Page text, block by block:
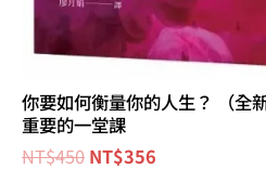
你要如何衡量你的人生？ （全
重要的一堂課
NT$450 NT$356